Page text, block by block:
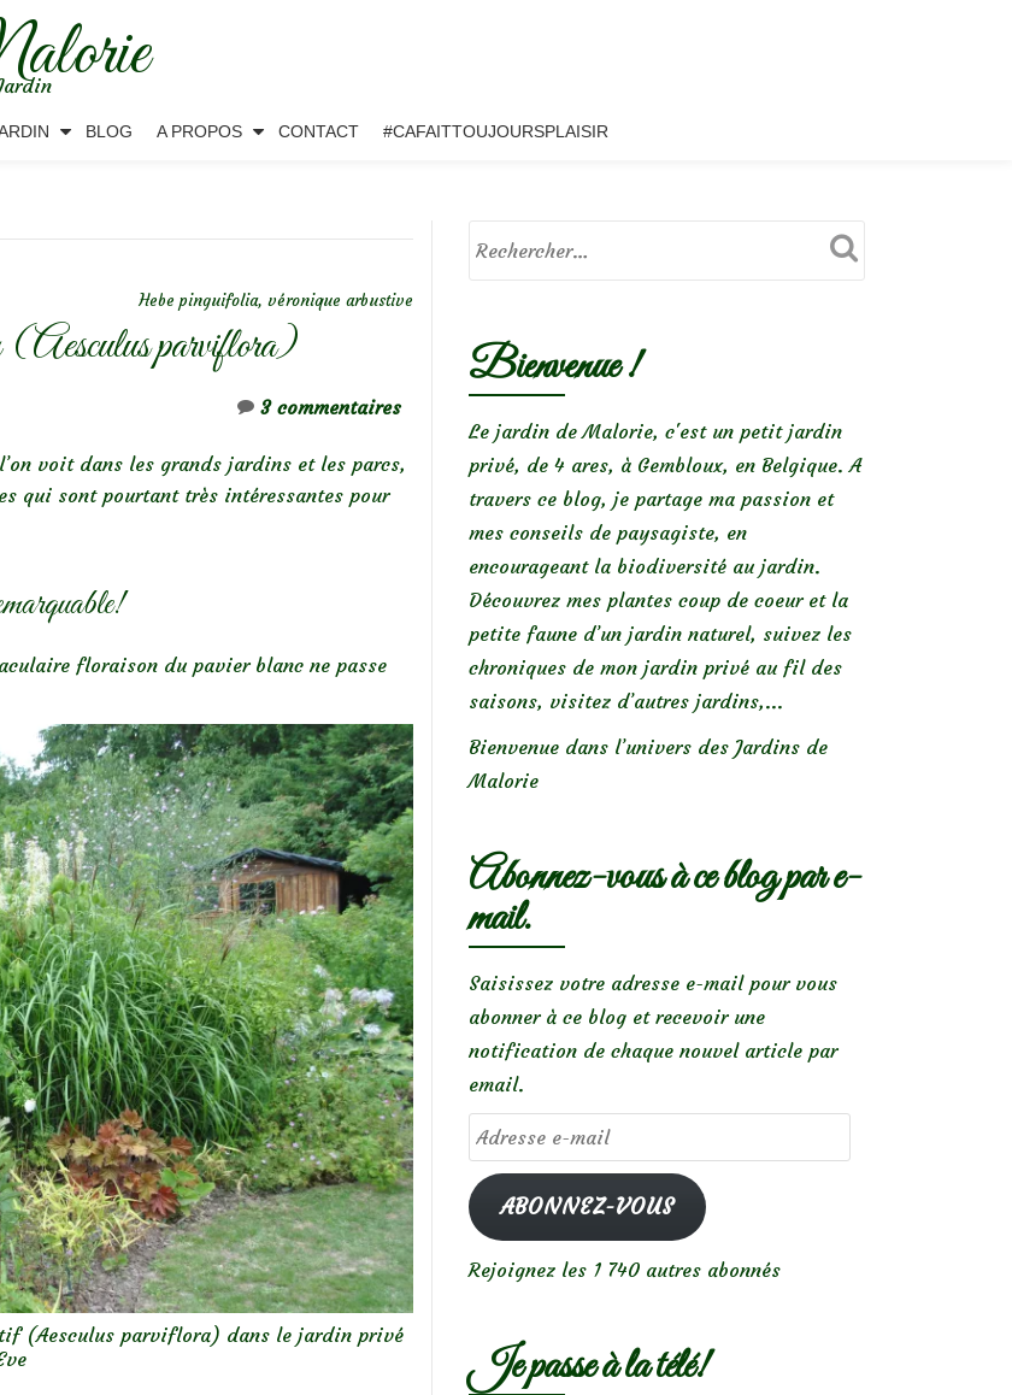
BLOG A PROPOS CONTACT #CAFAITTOUJOURSPLAISIR
Hebe pinguifolia, véronique arbustive
(Aesculus parviflora)
3 commentaires
voit dans les grands jardins et les parcs,
qui sont pourtant très intéressantes pour
floraison du pavier blanc ne passe
(Aesculus parviflora) dans le jardin privé
Bienvenue !
Le jardin de Malorie, c'est un petit jardin
privé, de 4 ares, à Gembloux, en Belgique. A
travers ce blog, je partage ma passion et
mes conseils de paysagiste, en
encourageant la biodiversité au jardin.
Découvrez mes plantes coup de coeur et la
petite faune d’un jardin naturel, suivez les
chroniques de mon jardin privé au fil des
saisons, visitez d’autres jardins,...
Bienvenue dans l’univers des Jardins de
Malorie
Abonnez-vous à ce blog par e-
mail.
Saisissez votre adresse e-mail pour vous
abonner à ce blog et recevoir une
notification de chaque nouvel article par
email.
Adresse
e-
mailABONNEZ-VOUS
Rejoignez les 1 740 autres abonnés
Je passe à la télé!